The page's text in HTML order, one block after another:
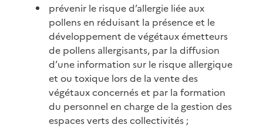
prévenir le risque d’allergie liée aux
pollens en réduisant la présence et le
développement de végétaux émetteurs
de pollens allergisants, par la diffusion
d’une information sur le risque allergique
et ou toxique lors de la vente des
végétaux concernés et par la formation
du personnel en charge de la gestion des
espaces verts des collectivités ;